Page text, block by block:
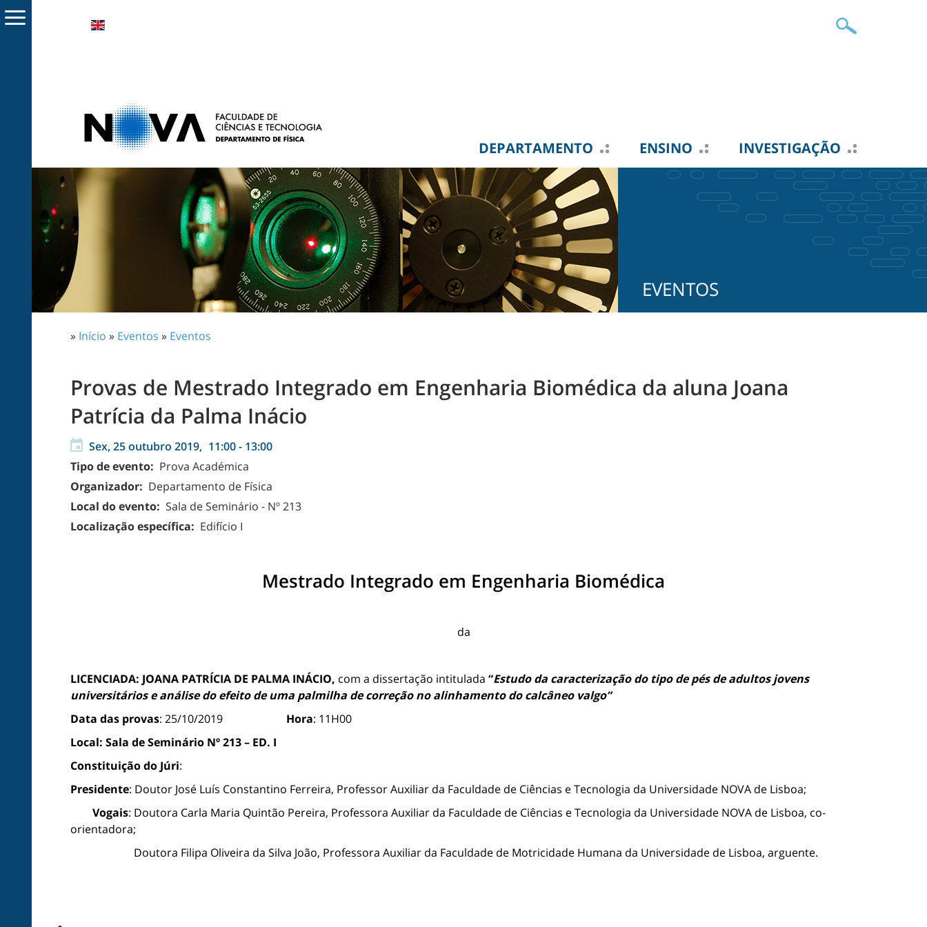
DEPARTAMENTO ENSINO INVESTIGAÇÃO
EVENTOS
» Início » Eventos » Eventos
Provas de Mestrado Integrado em Engenharia Biomédica da aluna Joana
Patrícia da Palma Inácio
Sex, 25 outubro 2019, 11:00- 13:00
Tipo de evento: Prova Académica
Organizador: Departamento de Física
Local do evento: Sala de Seminário - Nº 213
Localização específica: Edifício I
Mestrado Integrado em Engenharia Biomédica
da
LICENCIADA: JOANA PATRÍCIA DE PALMA INÁCIO, com a dissertação intitulada “Estudo da caracterização do tipo de pés de adultos jovens
universitários e análise do efeito de uma palmilha de correção no alinhamento do calcâneo valgo”
Data das provas: 25/10/2019 Hora: 11H00
Local: Sala de Seminário Nº 213 – ED. I
Constituição do Júri:
Presidente: Doutor José Luís Constantino Ferreira, Professor Auxiliar da Faculdade de Ciências e Tecnologia da Universidade NOVA de Lisboa;
Vogais: Doutora Carla Maria Quintão Pereira, Professora Auxiliar da Faculdade de Ciências e Tecnologia da Universidade NOVA de Lisboa, co-
orientadora;
Doutora Filipa Oliveira da Silva João, Professora Auxiliar da Faculdade de Motricidade Humana da Universidade de Lisboa, arguente.